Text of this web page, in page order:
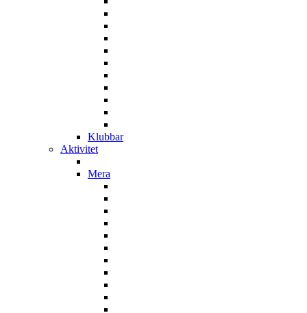
Klubbar
Aktivitet
Mera